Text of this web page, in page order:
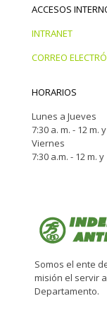
ACCESOS
INTRANET
CORREO
HORARIOS
Lunes a Jueves
7:30 a. m. - 12 m.
Viernes
7:30 a.m. - 12 m.
Somos el ente
misión el servir
Departamento.